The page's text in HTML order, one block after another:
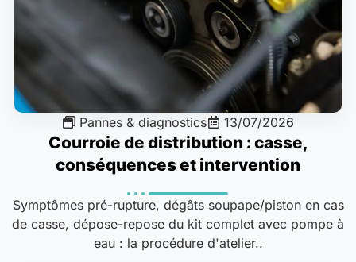
Pannes & diagnostics 13/07/2026
Courroie de distribution : casse,
conséquences et intervention
Symptômes pré-rupture, dégâts soupape/piston en cas
de casse, dépose-repose du kit complet avec pompe à
eau : la procédure d'atelier..